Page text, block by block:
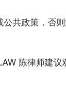
公共政策，否
陈律师建